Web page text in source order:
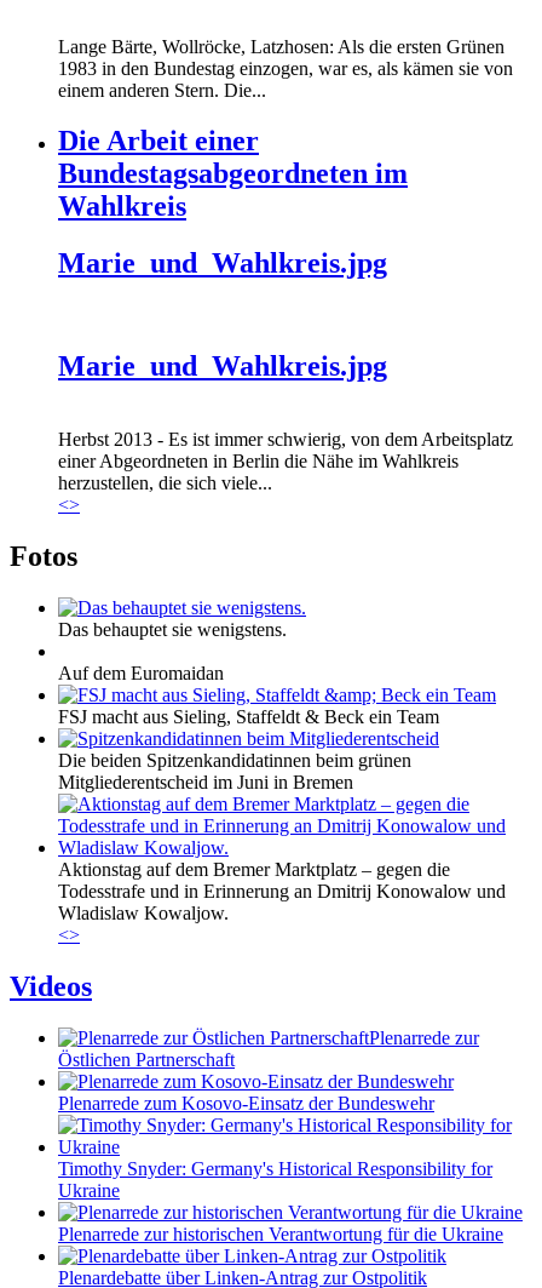
Lange Bärte, Wollröcke, Latzhosen: Als die ersten Grünen
1983 in den Bundestag einzogen, war es, als kämen sie von
einem anderen Stern. Die...
Die Arbeit einer
Bundestagsabgeordneten im
Wahlkreis
Marie_und_Wahlkreis.jpg
Marie_und_Wahlkreis.jpg
Herbst 2013 - Es ist immer schwierig, von dem Arbeitsplatz
einer Abgeordneten in Berlin die Nähe im Wahlkreis
herzustellen, die sich viele...
<>
Fotos
Das behauptet sie wenigstens.
Auf dem Euromaidan
FSJ macht aus Sieling, Staffeldt & Beck ein Team
Die beiden Spitzenkandidatinnen beim grünen
Mitgliederentscheid im Juni in Bremen
Aktionstag auf dem Bremer Marktplatz – gegen die
Todesstrafe und in Erinnerung an Dmitrij Konowalow und
Wladislaw Kowaljow.
<>
Videos
Plenarrede zur
Östlichen Partnerschaft
Plenarrede zum Kosovo-Einsatz der Bundeswehr
Timothy Snyder: Germany's Historical Responsibility for
Ukraine
Plenarrede zur historischen Verantwortung für die Ukraine
Plenardebatte über Linken-Antrag zur Ostpolitik